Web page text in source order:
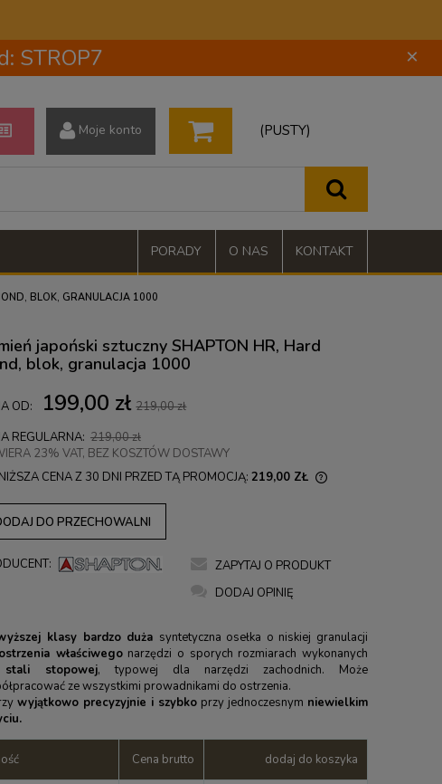
STROP7 ×
(PUSTY)
Moje konto
KONTAKT
O NAS
PORADY
BLOK, GRANULACJA 1000
japoński sztuczny SHAPTON HR, Hard
blok, granulacja 1000
OD: 199,00 zł 219,00 zł
REGULARNA: 219,00 zł
23% VAT, BEZ KOSZTÓW DOSTAWY
CENA Z 30 DNI PRZED TĄ PROMOCJĄ:219,00 ZŁ
JEŻELI PRODUKT JEST SPRZEDAWANY
PRODUKT POJAWIŁ SIĘ W SPRZEDAŻY.
DO PRZECHOWALNI
ZAPYTAJ O PRODUKT
DODAJ OPINIĘ
klasy bardzo duża syntetyczna osełka o niskiej granulacji
ostrzenia właściwegonarzędzi o sporych rozmiarach wykonanych
stopowej, typowej dla narzędzi zachodnich. Może
ze wszystkimi prowadnikami do ostrzenia.
wyjątkowo precyzyjnie i szybko przy jednoczesnym niewielkim
Cena brutto dodaj do koszyka